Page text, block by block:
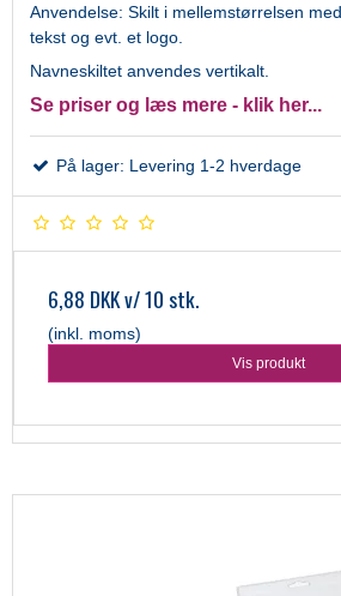
Anvendelse: Skilt i mellemstørrelsen
tekst og evt. et logo.
Navneskiltet anvendes vertikalt.
Se priser og læs mere - klik her...
På lager: Levering 1-2 hverdage
6,88 DKKv/ 10 stk.
(inkl. moms)
Vis produkt